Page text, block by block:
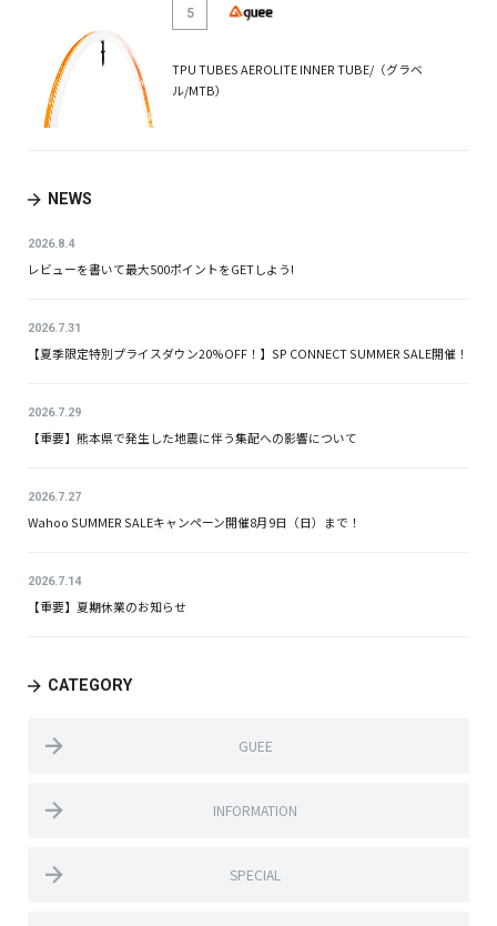
5
TPU TUBES AEROLITE INNER TUBE/（グラベ
ル/MTB）
NEWS
2026.8.4
レビューを書いて最大500ポイントをGETしよう!
2026.7.31
【夏季限定特別プライスダウン20%OFF！】SP CONNECT SUMMER SALE開催！
2026.7.29
【重要】熊本県で発生した地震に伴う集配への影響について
2026.7.27
Wahoo SUMMER SALEキャンペーン開催8月9日（日）まで！
2026.7.14
【重要】夏期休業のお知らせ
CATEGORY
GUEE
INFORMATION
SPECIAL